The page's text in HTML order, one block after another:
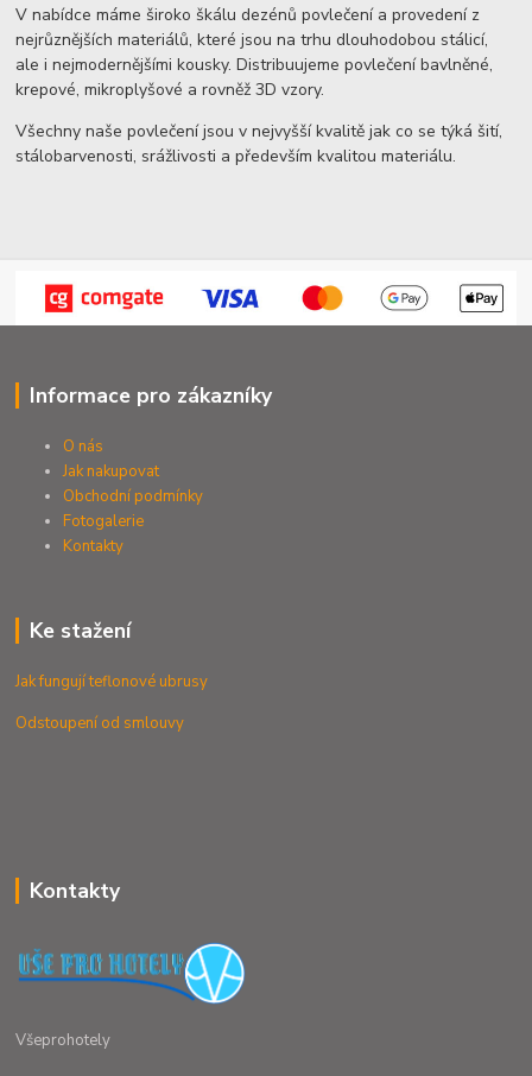
V nabídce máme široko škálu dezénů povlečení a provedení z
nejrůznějších materiálů, které jsou na trhu dlouhodobou stálicí,
ale i nejmodernějšími kousky. Distribuujeme povlečení bavlněné,
krepové, mikroplyšové a rovněž 3D vzory.
Všechny naše povlečení jsou v nejvyšší kvalitě jak co se týká šití,
stálobarvenosti, srážlivosti a především kvalitou materiálu.
Informace pro zákazníky
O nás
Jak nakupovat
Obchodní podmínky
Fotogalerie
Kontakty
Ke stažení
Jak fungují teflonové ubrusy
Odstoupení od smlouvy
Kontakty
Všeprohotely